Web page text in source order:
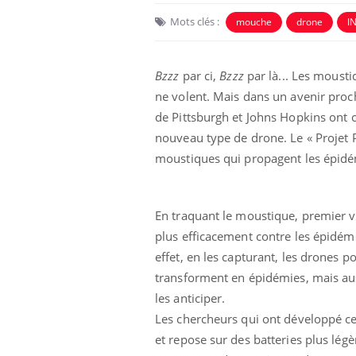
Mots clés : mouche drone
Bzzz par ci, Bzzzpar là... Les
ne volent. Mais dans un avenir
de Pittsburgh et Johns Hopkins
nouveau type de drone. Le « Projet
moustiques qui propagent les
En traquant le moustique, premier
plus efficacement contre les
effet, en les capturant, les drones
transforment en épidémies, mais
les anticiper.
Les chercheurs qui ont développé
et repose sur des batteries plus